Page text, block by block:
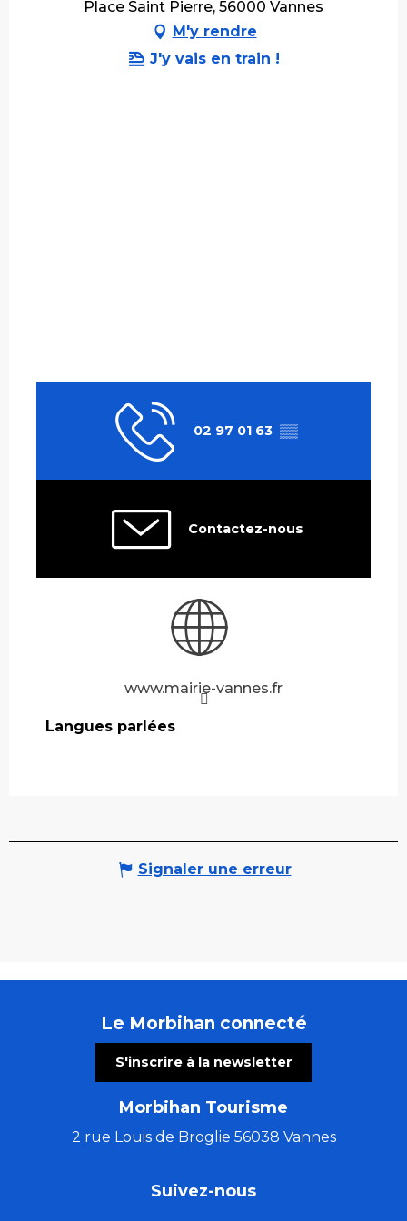
Place Saint Pierre, 56000 Vannes
M'y rendre
J'y vais en train !
02 97 01 63 ▒▒
Contactez-nous
www.mairie-vannes.fr
Langues parlées
Langues parlées
Signaler une erreur
Le Morbihan connecté
S'inscrire à la newsletter
Morbihan Tourisme
2 rue Louis de Broglie 56038 Vannes
Suivez-nous